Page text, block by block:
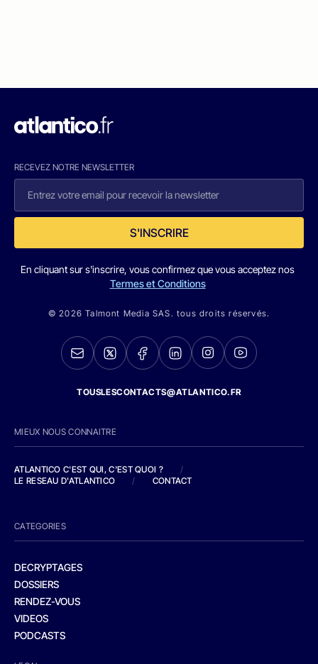
RECEVEZ NOTRE NEWSLETTER
S'INSCRIRE
En cliquant sur s'inscrire, vous confirmez que vous acceptez nos
Termes et Conditions
© 2026 Talmont Media SAS. tous droits réservés.
TOUSLESCONTACTS@ATLANTICO.FR
MIEUX NOUS CONNAITRE
ATLANTICO C'EST QUI, C'EST QUOI ?
/
LE RESEAU D'ATLANTICO
/ CONTACT
CATEGORIES
DECRYPTAGES
DOSSIERS
RENDEZ-VOUS
VIDEOS
PODCASTS